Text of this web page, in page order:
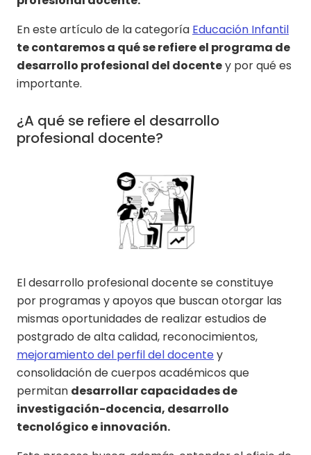
En este artículo de la categoría Educación Infantil
te contaremos a qué se refiere el programa de
desarrollo profesional del docentey por qué es
importante.
¿A qué se refiere el desarrollo
profesional docente?
El desarrollo profesional docente se constituye
por programas y apoyos que buscan otorgar las
mismas oportunidades de realizar estudios de
postgrado de alta calidad, reconocimientos,
mejoramiento del perfil del docentey
consolidación de cuerpos académicos que
permitan desarrollar capacidades de
investigación-docencia, desarrollo
tecnológico e innovación.